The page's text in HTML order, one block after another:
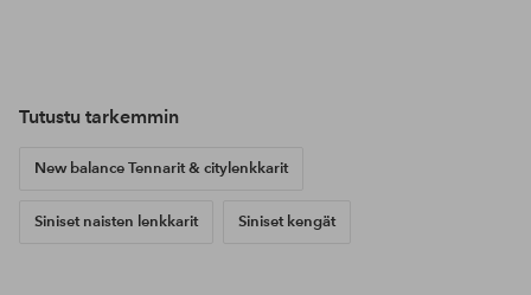
Tutustu tarkemmin
New balance Tennarit & citylenkkarit
Siniset naisten lenkkarit Siniset kengät